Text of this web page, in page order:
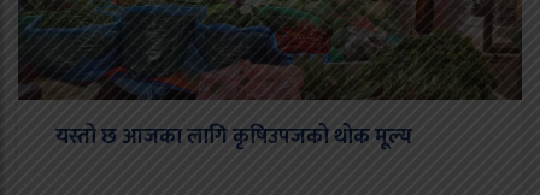
यस्तो छ आजका लागि कृषिउपजको थोक मूल्य